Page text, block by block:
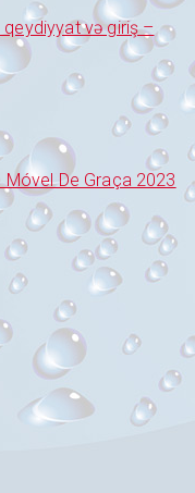
və giriş –
De Graça 2023